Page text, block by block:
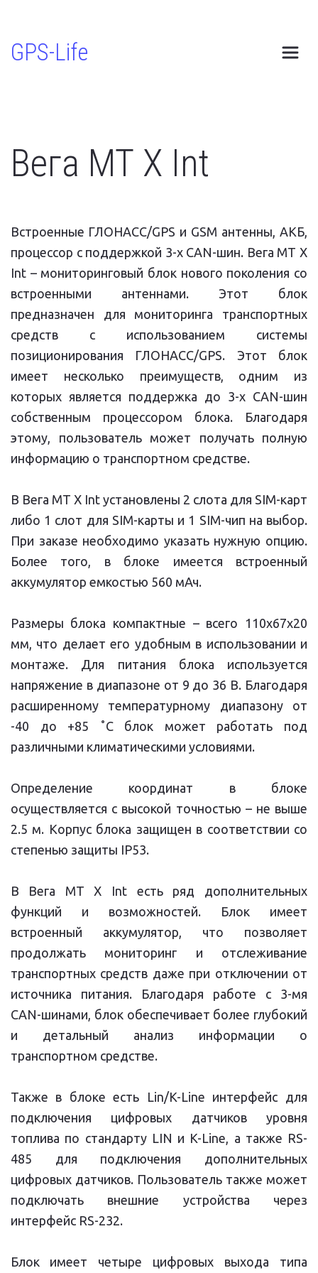
GPS-Life
Вега МТ X Int
Встроенные ГЛОНАСС/GPS и GSM антенны, АКБ,
процессор с поддержкой 3-х CAN-шин. Вега МТ X
Int – мониторинговый блок нового поколения со
встроенными антеннами. Этот блок
предназначен для мониторинга транспортных
средств с использованием системы
позиционирования ГЛОНАСС/GPS. Этот блок
имеет несколько преимуществ, одним из
которых является поддержка до 3-х CAN-шин
собственным процессором блока. Благодаря
этому, пользователь может получать полную
информацию о транспортном средстве.
В Вега МТ X Int установлены 2 слота для SIM-карт
либо 1 слот для SIM-карты и 1 SIM-чип на выбор.
При заказе необходимо указать нужную опцию.
Более того, в блоке имеется встроенный
аккумулятор емкостью 560 мАч.
Размеры блока компактные – всего 110х67х20
мм, что делает его удобным в использовании и
монтаже. Для питания блока используется
напряжение в диапазоне от 9 до 36 В. Благодаря
расширенному температурному диапазону от
-40 до +85 ˚С блок может работать под
различными климатическими условиями.
Определение координат в блоке
осуществляется с высокой точностью – не выше
2.5 м. Корпус блока защищен в соответствии со
степенью защиты IP53.
В Вега МТ X Int есть ряд дополнительных
функций и возможностей. Блок имеет
встроенный аккумулятор, что позволяет
продолжать мониторинг и отслеживание
транспортных средств даже при отключении от
источника питания. Благодаря работе с 3-мя
CAN-шинами, блок обеспечивает более глубокий
и детальный анализ информации о
транспортном средстве.
Также в блоке есть Lin/K-Line интерфейс для
подключения цифровых датчиков уровня
топлива по стандарту LIN и K-Line, а также RS-
485 для подключения дополнительных
цифровых датчиков. Пользователь также может
подключать внешние устройства через
интерфейс RS-232.
Блок имеет четыре цифровых выхода типа